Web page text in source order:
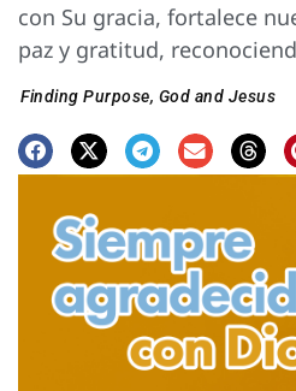
con Su gracia, fortalece
paz y gratitud,
Finding Purpose, God and Jesus